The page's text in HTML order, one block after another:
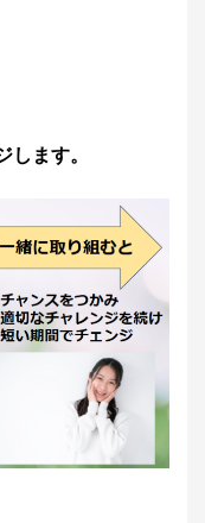
します。